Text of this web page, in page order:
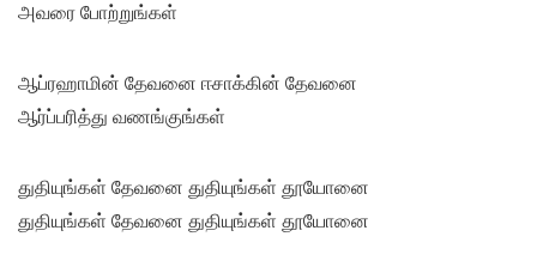
அவரை போற்றுங்கள்
ஆப்ரஹாமின் தேவனை ஈசாக்கின் தேவனை
ஆர்ப்பரித்து வணங்குங்கள்
துதியுங்கள் தேவனை துதியுங்கள் தூயோனை
துதியுங்கள் தேவனை துதியுங்கள் தூயோனை